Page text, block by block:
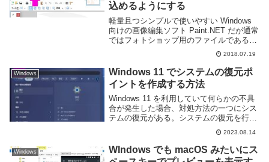
込めるようにする
軽量且つシンプルで使いやすい Windows
向けの画像編集ソフト Paint.NET だが通常
ではフォトショップ用のファイルである
PSD を読み込む事ができない。ソフトが
違うから当たり前ではあるが他人と連携し
たり Web 上のフリー素材...
2018.07.19
Windows
Windows 11 でシステムの復元ポ
イントを作成する方法
Windows 11 を利用していて何らかの不具
合が発生した場合、対処方法の一つにシス
テムの復元がある。システムの復元を行う
と Windows を予め保存した以前の状態に
戻すことができるため、不具合発生前に戻
すことも可能だ。しかし、システム...
2023.08.14
Windows
WIndows でも macOS みたいにス